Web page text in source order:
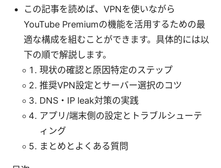
この記事を読めば、VPNを使いながら
YouTube Premiumの機能を活用するための最
適な構成を組むことができます。具体的には以
下の順で解説します。
現状の確認と原因特定のステップ
推奨VPN設定とサーバー選択のコツ
DNS・IP leak対策の実践
アプリ/端末側の設定とトラブルシューテ
ィング
まとめとよくある質問